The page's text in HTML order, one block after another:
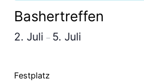
Bashertreffen
2. Juli – 5. Juli
Festplatz